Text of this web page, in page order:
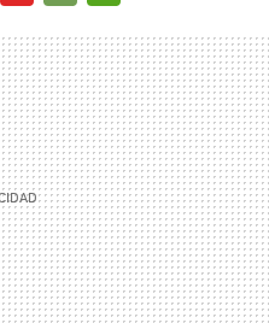
MAIL